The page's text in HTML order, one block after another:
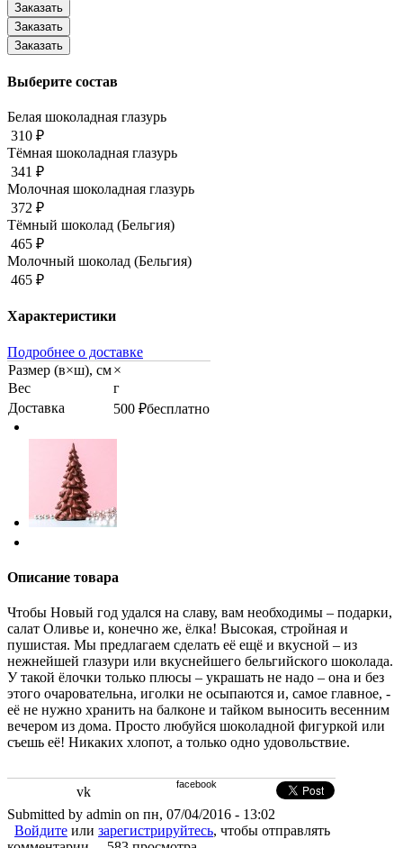
Выберите состав
Белая шоколадная глазурь
310 ₽
Тёмная шоколадная глазурь
341 ₽
Молочная шоколадная глазурь
372 ₽
Тёмный шоколад (Бельгия)
465 ₽
Молочный шоколад (Бельгия)
465 ₽
Характеристики
Подробнее о доставке
Размер (в×ш), см×
Вес
г
Доставка
500 ₽бесплатно
Описание товара
Чтобы Новый год удался на славу, вам необходимы – подарки,
салат Оливье и, конечно же, ёлка! Высокая, стройная и
пушистая. Мы предлагаем сделать её ещё и вкусной – из
нежнейшей глазури или вкуснейшего бельгийского шоколада.
У такой ёлочки только плюсы – украшать не надо – она и без
этого очаровательна, иголки не осыпаются и, самое главное, -
её не нужно хранить на балконе и тайком выносить весенним
вечером из дома. Просто любуйся шоколадной фигуркой или
съешь её! Никаких хлопот, а только одно удовольствие.
vk facebook
Submitted by admin on пн, 07/04/2016 - 13:02
Войдите или зарегистрируйтесь, чтобы отправлять